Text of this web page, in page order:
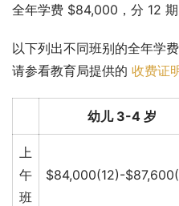
全年学费 $84,000，分 12
以下列出不同班别的全年学
请参看教育局提供的 收费证
幼儿 3-4 岁
上
午
班
$84,000(12)-